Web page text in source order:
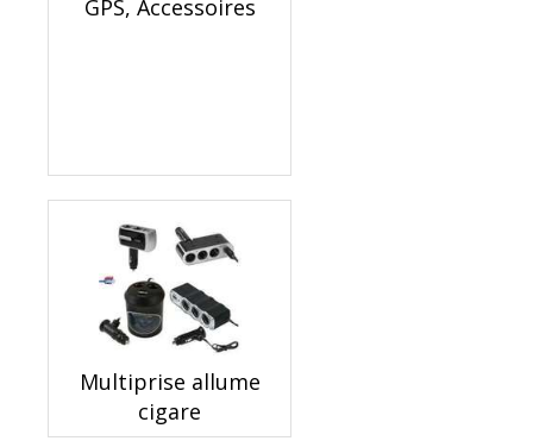
GPS, Accessoires
Multiprise allume
cigare